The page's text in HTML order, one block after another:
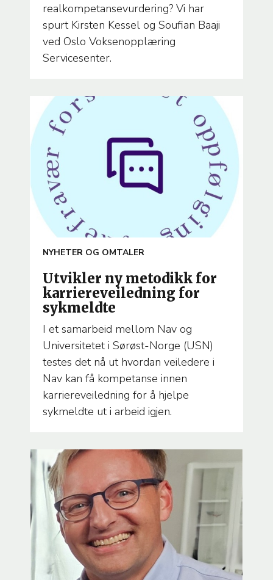
realkompetansevurdering? Vi har
spurt Kirsten Kessel og Soufian Baaji
ved Oslo Voksenopplæring
Servicesenter.
ARTICLE
NYHETER OG OMTALER
Utvikler ny metodikk for
karriereveiledning for
sykmeldte
I et samarbeid mellom Nav og
Universitetet i Sørøst-Norge (USN)
testes det nå ut hvordan veiledere i
Nav kan få kompetanse innen
karriereveiledning for å hjelpe
sykmeldte ut i arbeid igjen.